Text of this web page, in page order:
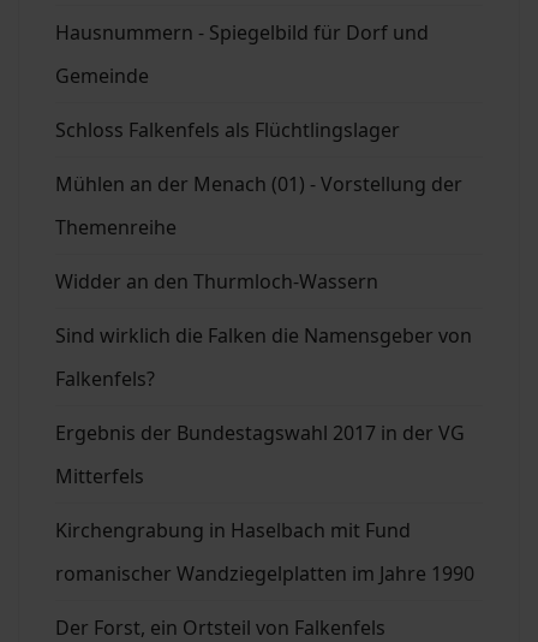
Hausnummern - Spiegelbild für Dorf und
Gemeinde
Schloss Falkenfels als Flüchtlingslager
Mühlen an der Menach (01) - Vorstellung der
Themenreihe
Widder an den Thurmloch-Wassern
Sind wirklich die Falken die Namensgeber von
Falkenfels?
Ergebnis der Bundestagswahl 2017 in der VG
Mitterfels
Kirchengrabung in Haselbach mit Fund
romanischer Wandziegelplatten im Jahre 1990
Der Forst, ein Ortsteil von Falkenfels